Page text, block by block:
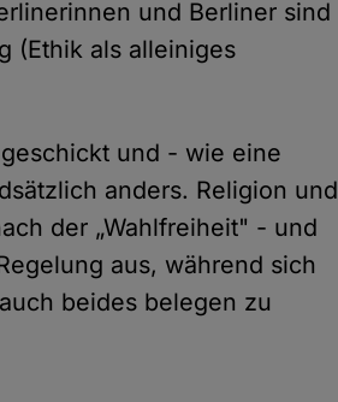
und Berliner sind
(Ethik als alleiniges
und - wie eine
anders. Religion und
der „Wahlfreiheit" - und
aus, während sich
beides belegen zu